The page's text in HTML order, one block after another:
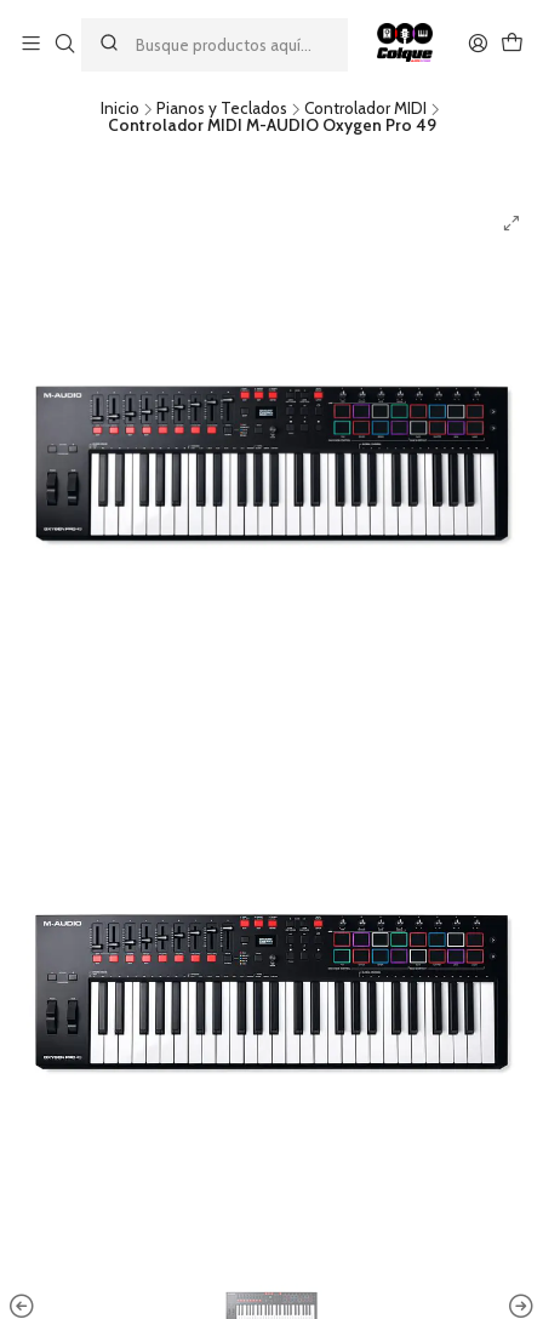
descuento por pago con transferencia bancaria
por una compra mínima de $49.990. Este descuento no es
acumulable a otras promociones ni aplicable a gastos de envío.
Inicio Pianos y Teclados
Controlador MIDI
Controlador MIDI M-AUDIO Oxygen Pro 49